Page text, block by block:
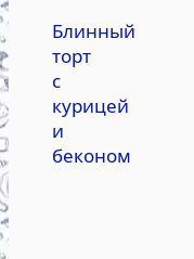
Блинный
торт
с
курицей
и
беконом